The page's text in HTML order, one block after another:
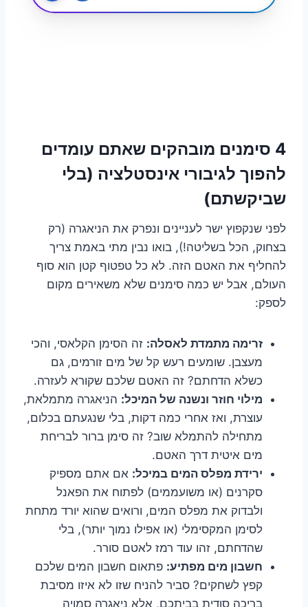
4 סימנים מובהקים שאתם עומדים
להפוך לגיבורי אינסטלציה (בלי
שביקשתם)
לפני שנקפוץ ישר לעניינים ונפרק את הניאגרה (רק
בצחוק, הכל בשליטה!), בואו נבין מתי באמת צריך
להחליף את האטם הזה. לא כל טפטוף קטן הוא סוף
העולם, אבל יש כמה סימנים שלא משאירים מקום
לספק:
זרימה מתמדת לאסלה: זה הסימן הקלאסי, והכי
מעצבן. שומעים רעש קל של מים זורמים, גם
כשלא הדחתם? זה האטם שלכם שקורא לעזרה.
מילוי חוזר ונשנה של המיכל: הניאגרה מתמלאת,
עוצרת, ואז אחרי כמה דקות, בלי שנגעתם בכלום,
מתחילה להתמלא שוב? זה סימן ברור לבריחת
מים איטית דרך האטם.
ירידת מפלס המים במיכל: אם אתם מספיק
סקרנים (או משועממים) לפתוח את הפאנל
ולבדוק את מפלס המים, ורואים שהוא יורד מתחת
לסימן המקסימלי (או אפילו נמוך יותר), בלי
שהדחתם, זהו עוד רמז לאטם סורר.
חשבון מים מפתיע: פתאום חשבון המים שלכם
קפץ לשחקים? סביר להניח שזו לא איזו מסיבת
בריכה סודית בביתכם, אלא ניאגרה סמויה